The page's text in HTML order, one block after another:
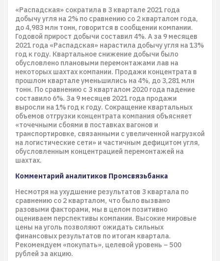
«Распадская» сократила в 3 квартале 2021 года
добычу угля на 2% по сравнению со 2 кварталом года,
до 4,983 млн тонн, говорится в сообщении компании.
Годовой прирост добычи составил 4%. А за 9 месяцев
2021 года «Распадская» нарастила добычу угля на 13%
год к году. Квартальное снижение добычи было
обусловлено плановыми перемонтажами лав на
некоторых шахтах компании. Продажи концентрата в
прошлом квартале уменьшились на 4%, до 3,281 млн
тонн. По сравнению с 3 кварталом 2020 года падение
составило 6%. За 9 месяцев 2021 года продажи
выросли на 1% год к году. Сокращение квартальных
объемов отгрузки концентрата компания объясняет
«точечными сбоями в поставках вагонов и
транспортировке, связанными с увеличенной нагрузкой
на логистические сети» и частичным дефицитом угля,
обусловленным концентрацией перемонтажей на
шахтах.
Комментарий аналитиков Промсвязьбанка
Несмотря на ухудшение результатов 3 квартала по
сравнению со 2 кварталом, что было вызвано
разовыми факторами, мы в целом позитивно
оцениваем перспективы компании. Высокие мировые
цены на уголь позволяют ожидать сильных
финансовых результатов по итогам квартала.
Рекомендуем «покупать», целевой уровень – 500
рублей за акцию.